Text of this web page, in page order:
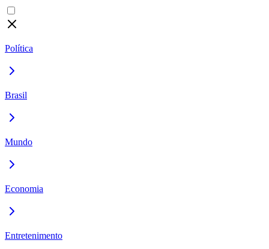
Política
Brasil
Mundo
Economia
Entretenimento